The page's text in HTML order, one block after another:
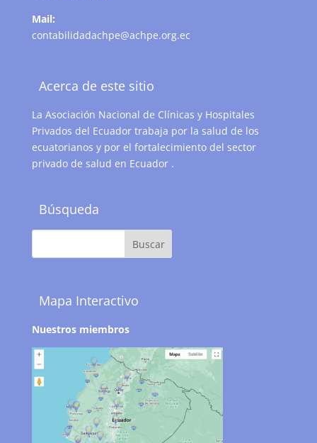
Mail:
contabilidadachpe@achpe.org.ec
Acerca de este sitio
La Asociación Nacional de Clínicas y Hospitales
Privados del Ecuador trabaja por la salud de los
ecuatorianos y por el fortalecimiento del sector
privado de salud en Ecuador .
Búsqueda
Mapa Interactivo
Nuestros miembros